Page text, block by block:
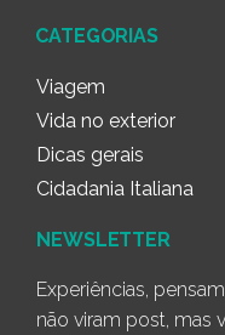
CATEGORIAS
Viagem
Vida no exterior
Dicas gerais
Cidadania Italiana
NEWSLETTER
Experiências,
não viram post, mas